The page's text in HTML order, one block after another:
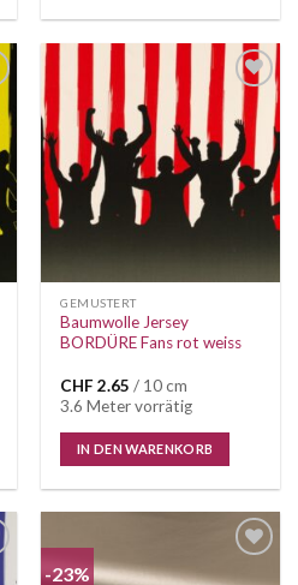
Auf die
Wunschliste
GEMUSTERT
Baumwolle Jersey
BORDÜRE Fans rot weiss
CHF 2.65 / 10 cm
3.6 Meter vorrätig
IN DEN WARENKORB
-23%